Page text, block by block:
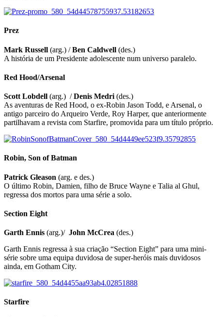
Prez
Mark Russell (arg.) /Ben Caldwell (des.)
A história de um Presidente adolescente num universo paralelo.
Red Hood/Arsenal
Scott Lobdell (arg.) /Denis Medri (des.)
As aventuras de Red Hood, o ex-Robin Jason Todd, e Arsenal, o
antigo parceiro do Arqueiro Verde, Roy Harper, que anteriormente
partilhavam a revista com Starfire, promovida para um título próprio.
Robin, Son of Batman
Patrick Gleason (arg. e des.)
O último Robin, Damien, filho de Bruce Wayne e Talia al Ghul,
regressa dos mortos para uma série a solo.
Section Eight
Garth Ennis (arg.)/ John McCrea (des.)
Garth Ennis regressa à sua criação “Section Eight” para uma mini-
série sobre uma equipa duvidosa de super-heróis mais duvidosos
ainda, em Gotham City.
Starfire